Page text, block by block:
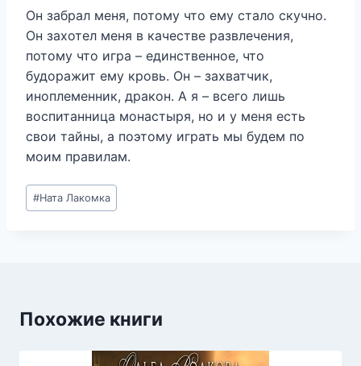
Он забрал меня, потому что ему стало скучно.
Он захотел меня в качестве развлечения,
потому что игра – единственное, что
будоражит ему кровь. Он – захватчик,
иноплеменник, дракон. А я – всего лишь
воспитанница монастыря, но и у меня есть
свои тайны, а поэтому играть мы будем по
моим правилам.
Метки
записи:
#Ната Лакомка
Похожие книги